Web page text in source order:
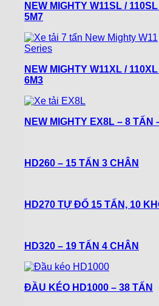
NEW MIGHTY W11SL /
5M7
NEW MIGHTY W11XL /
6M3
NEW MIGHTY EX8L – 8 TẤN
HD260 – 15 TẤN 3 CHÂN
HD270 TỰ ĐỔ 15 TẤN, 10
HD320 – 19 TẤN 4 CHÂN
ĐẦU KÉO HD1000 – 38 TẤN